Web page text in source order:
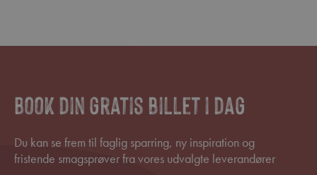
Book din gratis billet i dag
Du kan se frem til faglig sparring, ny inspiration og
fristende smagsprøver fra vores udvalgte leverandører